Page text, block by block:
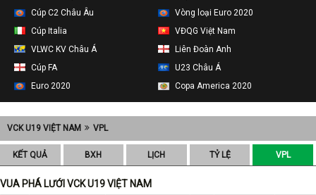
Cúp C2 Châu Âu
Vòng loại Euro 2020
Cúp Italia
VĐQG Việt Nam
VLWC KV Châu Á
Liên Đoàn Anh
Cúp FA
U23 Châu Á
Euro 2020
Copa America 2020
VCK U19 VIỆT NAM VPL
KẾT QUẢ BXH LỊCH TỶ LỆ VPL
VUA PHÁ LƯỚI VCK U19 VIỆT NAM